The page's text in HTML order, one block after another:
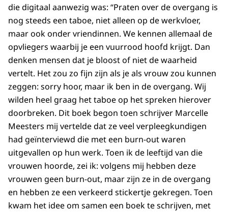
die digitaal aanwezig was: “Praten over de overgang is
nog steeds een taboe, niet alleen op de werkvloer,
maar ook onder vriendinnen. We kennen allemaal de
opvliegers waarbij je een vuurrood hoofd krijgt. Dan
denken mensen dat je bloost of niet de waarheid
vertelt. Het zou zo fijn zijn als je als vrouw zou kunnen
zeggen: sorry hoor, maar ik ben in de overgang. Wij
wilden heel graag het taboe op het spreken hierover
doorbreken. Dit boek begon toen schrijver Marcelle
Meesters mij vertelde dat ze veel verpleegkundigen
had geïnterviewd die met een burn-out waren
uitgevallen op hun werk. Toen ik de leeftijd van die
vrouwen hoorde, zei ik: volgens mij hebben deze
vrouwen geen burn-out, maar zijn ze in de overgang
en hebben ze een verkeerd stickertje gekregen. Toen
kwam het idee om samen een boek te schrijven, met